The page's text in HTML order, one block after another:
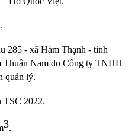
285 - xã Hàm Thạnh - tỉnh
Nam do Công ty TNHH
quản lý.
TSC 2022.
3.